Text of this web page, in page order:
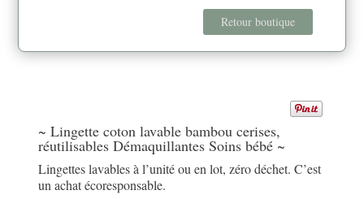
bambou
Retour boutique
~ Lingette coton lavable bambou cerises,
réutilisables Démaquillantes Soins bébé ~
Lingettes lavables à l’unité ou en lot, zéro déchet. C’est
un achat écoresponsable.